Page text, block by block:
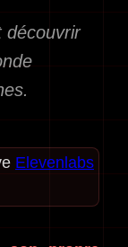
découvrir
Elevenlabs